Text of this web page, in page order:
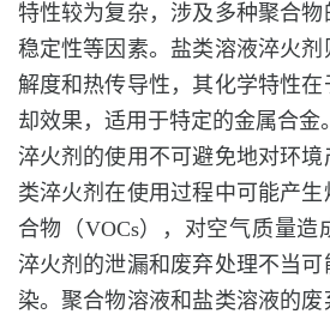
特性较为复杂，涉及多种聚合
稳定性等因素。盐类溶液淬火
解度和热传导性，其化学特性
却效果，适用于特定的金属合金。
淬火剂的使用不可避免地对环
类淬火剂在使用过程中可能产
合物（VOCs），对空气质量造
淬火剂的泄漏和废弃处理不当
染。聚合物溶液和盐类溶液的